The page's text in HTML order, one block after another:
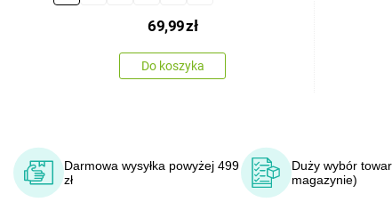
69,99zł
Do koszyka
Darmowa wysyłka powyżej 499
zł
Duży wybór
magazynie)